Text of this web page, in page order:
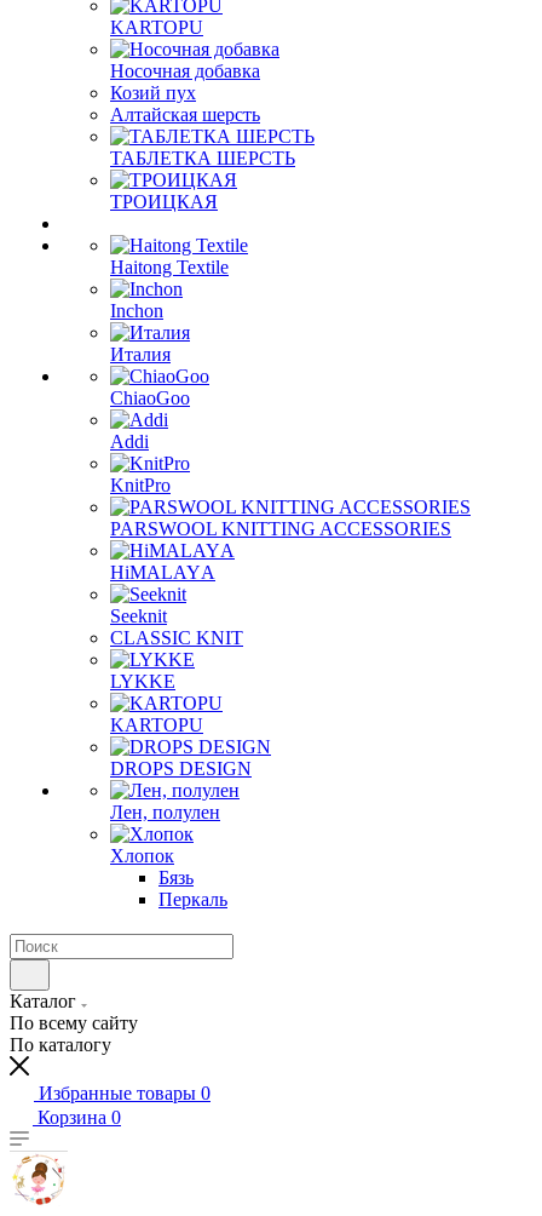
KARTOPU
Носочная добавка
Козий пух
Алтайская шерсть
ТАБЛЕTКА ШЕРСТЬ
ТРОИЦКАЯ
Haitong Textilе
Inchon
Италия
ChiaoGoo
Addi
KnitPro
PARSWOOL KNITTING ACCESSORIES
HiMALAYА
Seeknit
CLASSIC KNIT
LYKKE
KАRTOPU
DROPS DЕSIGN
Лен, полулен
Хлопок
Бязь
Перкаль
Каталог
По всему сайту
По каталогу
Избранные товары 0
Корзина 0